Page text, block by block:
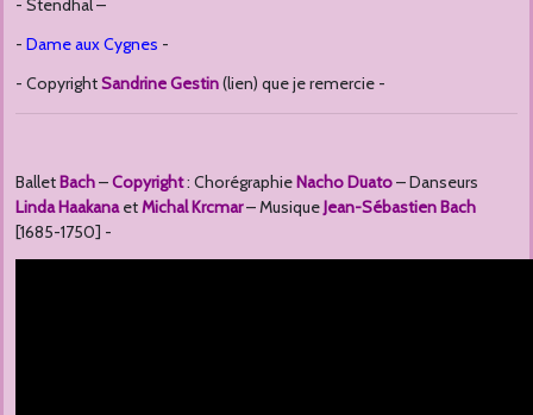
- Stendhal –
- Dame aux Cygnes -
- CopyrightSandrine Gestin(lien) que je remercie -
BalletBach–Copyright: ChorégraphieNacho Duato– Danseurs
Linda HaakanaetMichal Krcmar– MusiqueJean-Sébastien Bach
[1685-1750] -